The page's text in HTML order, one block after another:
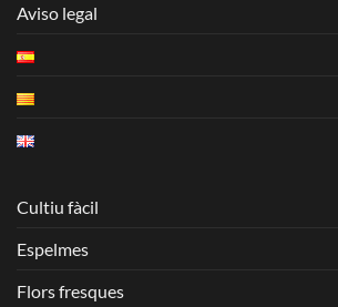
Aviso legal
Cultiu fàcil
Espelmes
Flors fresques